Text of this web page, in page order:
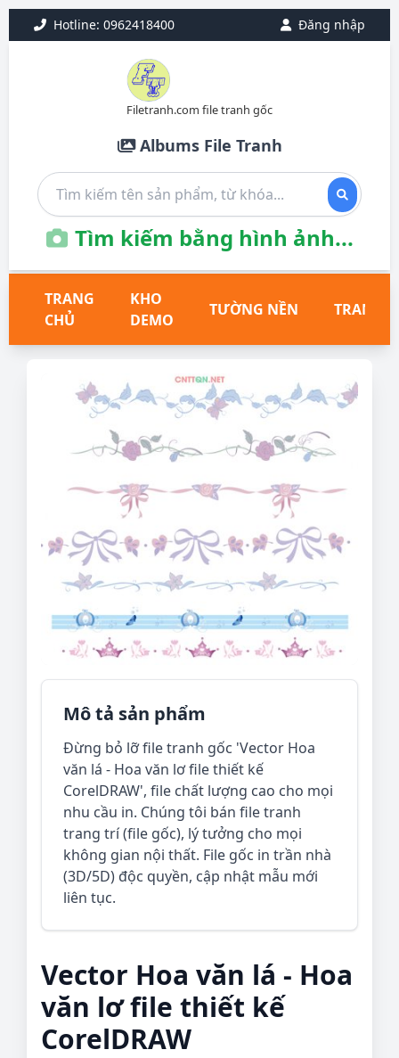
Hotline: 0962418400 Đăng nhập
Filetranh.com file tranh gốc
Albums File Tranh
Tìm kiếm bằng hình ảnh...
TRANG
CHỦ
KHO
DEMO
TƯỜNG NỀN TRANH
Mô tả sản phẩm
Đừng bỏ lỡ file tranh gốc 'Vector Hoa
văn lá - Hoa văn lơ file thiết kế
CorelDRAW', file chất lượng cao cho mọi
nhu cầu in. Chúng tôi bán file tranh
trang trí (file gốc), lý tưởng cho mọi
không gian nội thất. File gốc in trần nhà
(3D/5D) độc quyền, cập nhật mẫu mới
liên tục.
Vector Hoa văn lá - Hoa
văn lơ file thiết kế
CorelDRAW